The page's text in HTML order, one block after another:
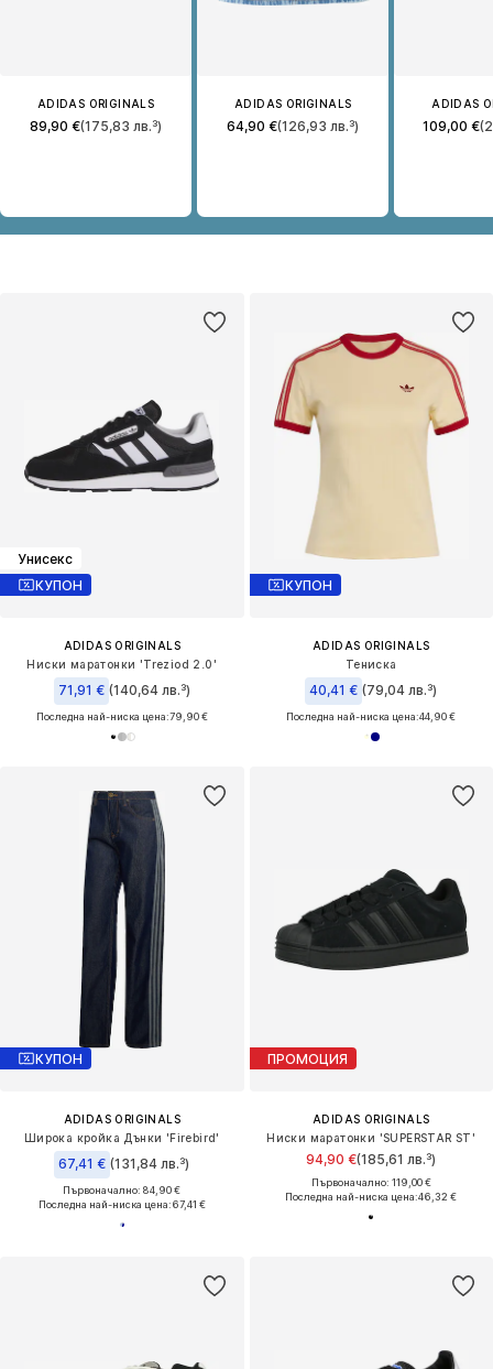
Унисекс
КУПОН
ADIDAS ORIGINALS
Ниски маратонки 'Treziod 2.0'
71,91 € (140,64 лв.³)
Последна най-ниска цена:79,90 €
КУПОН
ADIDAS ORIGINALS
Тениска
40,41 € (79,04 лв.³)
Последна най-ниска цена:44,90 €
ADIDAS ORIGINALS
89,90 €(175,83 лв.³)
ADIDAS ORIGINALS
64,90 €(126,93 лв.³)
ADIDAS
109,00 €
КУПОН
ADIDAS ORIGINALS
Широка кройка Дънки 'Firebird'
67,41 € (131,84 лв.³)
Първоначално: 84,90 €
Последна най-ниска цена:67,41 €
ПРОМОЦИЯ
ADIDAS ORIGINALS
Ниски маратонки 'SUPERSTAR ST'
94,90 €(185,61 лв.³)
Първоначално: 119,00 €
Последна най-ниска цена:46,32 €